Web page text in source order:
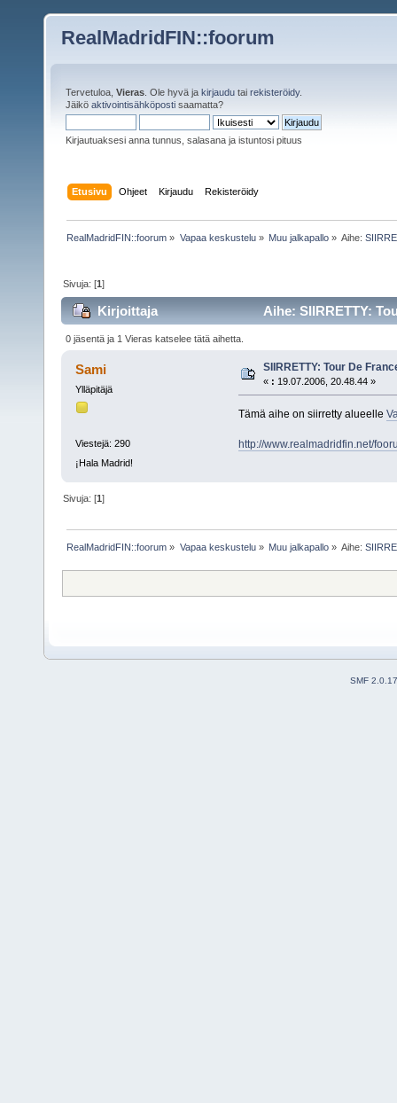
RealMadridFIN::foorum
Tervetuloa, Vieras . Ole hyvä ja kirjaudu tai rekisteröidy.
Jäikö aktivointisähköposti saamatta?
Kirjautuaksesi anna tunnus, salasana ja istuntosi pituus
Etusivu Ohjeet Kirjaudu Rekisteröidy
RealMadridFIN::foorum » Vapaa keskustelu» Muu jalkapallo» Aihe:
Sivuja: [1]
Kirjoittaja Aihe: SIIRRETTY:
0 jäsentä ja 1 Vieras katselee tätä aihetta.
Sami
Ylläpitäjä
Viestejä: 290
¡Hala Madrid!
SIIRRETTY: Tour De
« : 19.07.2006, 20.48.44 »
Tämä aihe on siirretty alueelle
http://www.realmadridfin.net/
Sivuja: [1]
RealMadridFIN::foorum » Vapaa keskustelu» Muu jalkapallo» Aihe:
SMF 2.0.17